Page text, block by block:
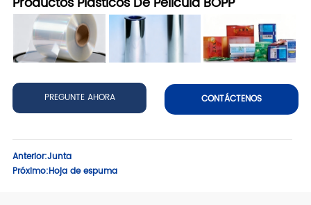
PREGUNTE AHORA CONTÁCTENOS
Anterior:Junta
Próximo:Hoja de espuma